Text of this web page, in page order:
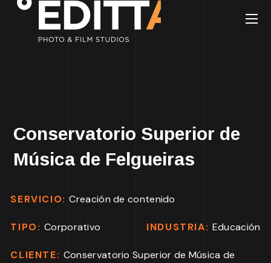
Conservatorio Superior de
Música de Felgueiras
SERVICIO:Creación de contenido
TIPO:Corporativo INDUSTRIA: Educación
CLIENTE: Conservatorio Superior de Música de